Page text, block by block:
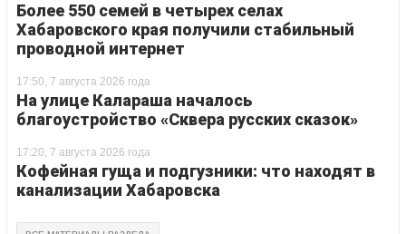
Более 550 семей в четырех селах
Хабаровского края получили стабильный
проводной интернет
17:50, 7 августа 2026 года
На улице Калараша началось
благоустройство «Сквера русских сказок»
17:20, 7 августа 2026 года
Кофейная гуща и подгузники: что находят в
канализации Хабаровска